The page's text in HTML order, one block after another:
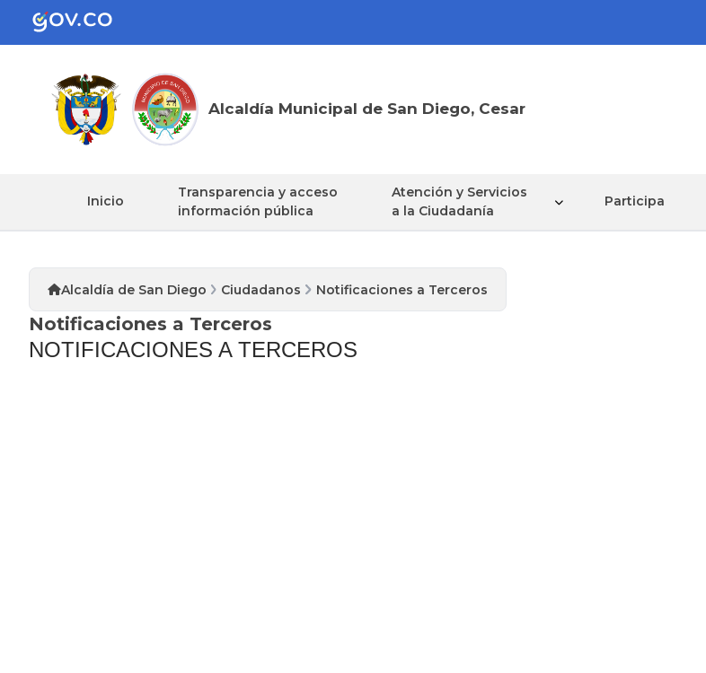
Alcaldía Municipal de San Diego, Cesar
Inicio
Transparencia y acceso
información pública
Atención y Servicios
a la Ciudadanía
Participa
Alcaldía de San Diego Ciudadanos Notificaciones a Terceros
Notificaciones a Terceros
​NOTIFICACIONES A TERCEROS